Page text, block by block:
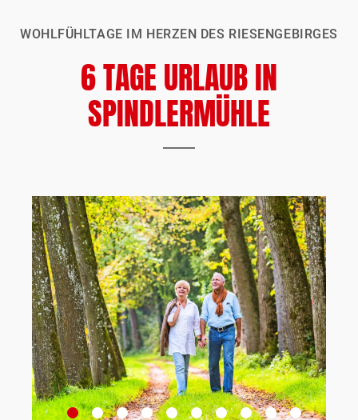
WOHLFÜHLTAGE IM HERZEN DES RIESENGEBIRGES
6 TAGE URLAUB IN
SPINDLERMÜHLE